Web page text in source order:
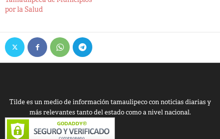
por la Salud
Tilde es un medio de información tamaulipeco con noticias diarias y
más relevantes tanto del estado como a nivel nacional.